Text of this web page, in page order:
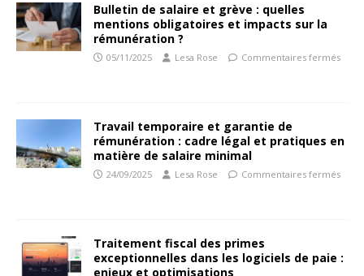
Bulletin de salaire et grève : quelles
mentions obligatoires et impacts sur la
rémunération ?
05/11/2025 Lesa Rose Commentaires fermés
Travail temporaire et garantie de
rémunération : cadre légal et pratiques en
matière de salaire minimal
24/09/2025 Lesa Rose Commentaires fermés
Traitement fiscal des primes
exceptionnelles dans les logiciels de paie :
enjeux et optimisations